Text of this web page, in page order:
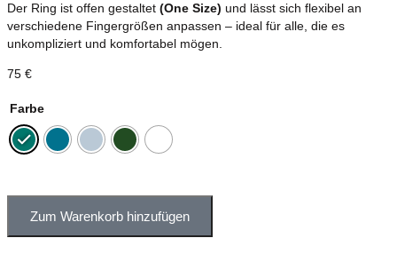
Der Ring ist offen gestaltet (One Size) und lässt sich flexibel an
verschiedene Fingergrößen anpassen – ideal für alle, die es
unkompliziert und komfortabel mögen.
75 €
Farbe
Zum Warenkorb hinzufügen